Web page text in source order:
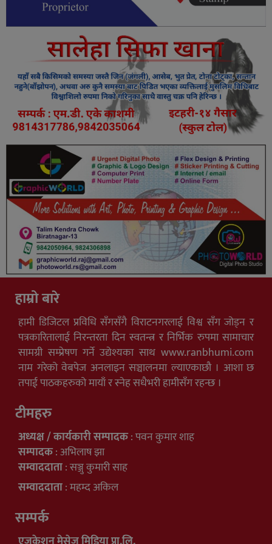
हाम्रो बारे
हामी डिजिटल प्रविधि सँगसँगै विराटनगरलाई विश्व सँग जोड्न र
पत्रकारितालाई निरन्तरता दिन स्वतन्त्र र निर्भिक रुपमा सामाचार
सामग्री सम्प्रेषण गर्ने उद्येश्यका साथ www.ranbhumi.com
नाम गरेको वेबपेज अनलाइन सञ्चालनमा ल्याएकाछौ । आशा छ
तपाई पाठकहरुको मायाँ र स्नेह सधैभरी हामीसँग रहन्छ ।
टीमहरु
अध्यक्ष / कार्यकारी सम्पादक: पवन कुमार शाह
सम्पादक: अभिलाष झा
सम्वाददाता: सञ्जु कुमारी साह
सम्वाददाता: महम्द अकिल
सम्पर्क